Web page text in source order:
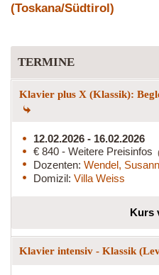
(Toskana/Südtirol)
TERMINE
Klavier plus X (Klassik):
12.02.2026 - 16.02.2026
€ 840 - Weitere Preisinfos
Dozenten: Wendel,
Domizil: Villa Weiss
Kurs
Klavier intensiv - Klassik